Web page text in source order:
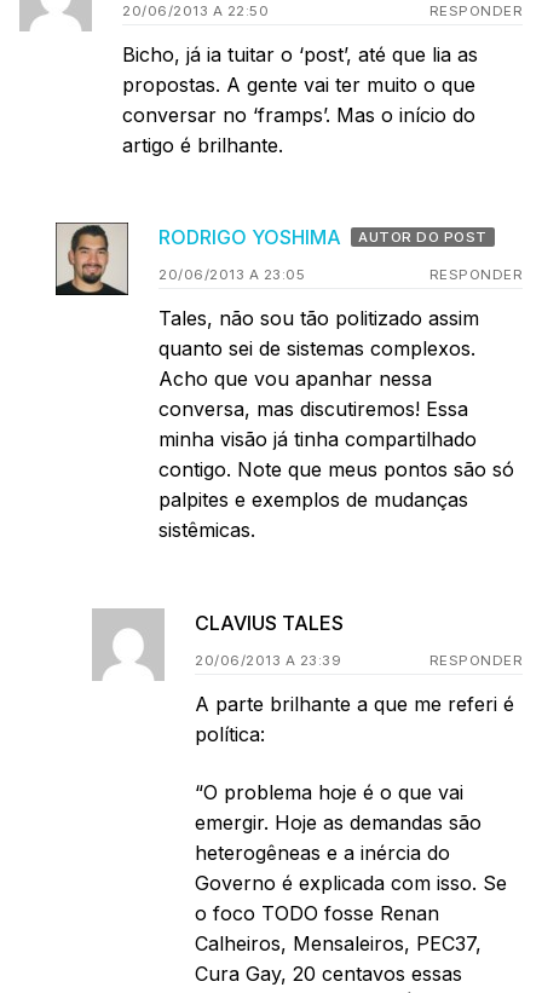
20/06/2013 A 22:50 RESPONDER
Bicho, já ia tuitar o ‘post’, até que lia as
propostas. A gente vai ter muito o que
conversar no ‘framps’. Mas o início do
artigo é brilhante.
RODRIGO YOSHIMA AUTOR DO POST
20/06/2013 A 23:05 RESPONDER
Tales, não sou tão politizado assim
quanto sei de sistemas complexos.
Acho que vou apanhar nessa
conversa, mas discutiremos! Essa
minha visão já tinha compartilhado
contigo. Note que meus pontos são só
palpites e exemplos de mudanças
sistêmicas.
CLAVIUS TALES
20/06/2013 A 23:39 RESPONDER
A parte brilhante a que me referi é
política:
“O problema hoje é o que vai
emergir. Hoje as demandas são
heterogêneas e a inércia do
Governo é explicada com isso. Se
o foco TODO fosse Renan
Calheiros, Mensaleiros, PEC37,
Cura Gay, 20 centavos essas